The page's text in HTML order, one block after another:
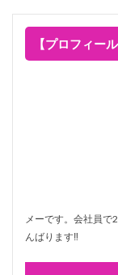
【プロフィール
メーです。会社員で
んばります‼